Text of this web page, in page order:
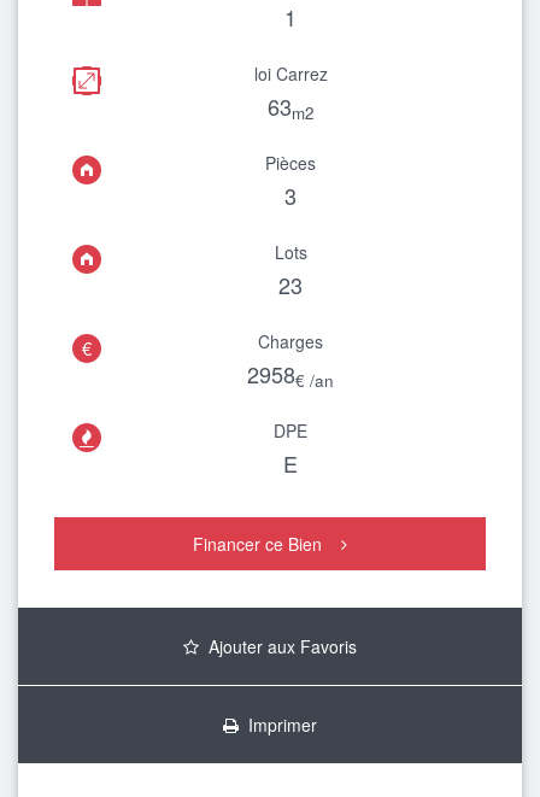
1
loi Carrez
63m2
Pièces
3
Lots
23
€ Charges
2958€ /an
 DPE
E
Financer ce Bien
Ajouter aux Favoris
Imprimer